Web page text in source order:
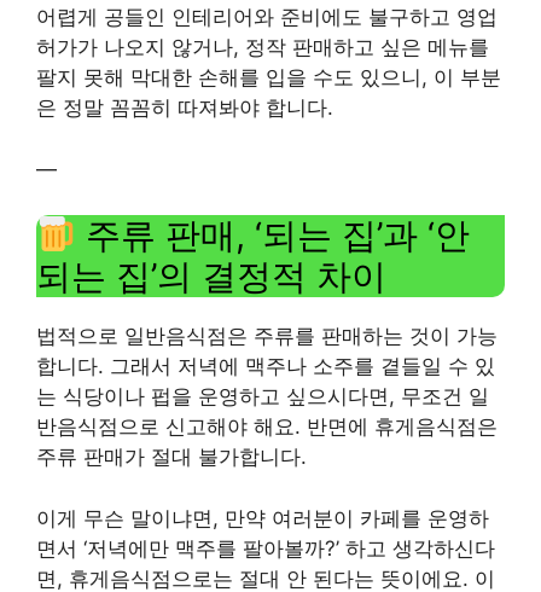
어렵게 공들인 인테리어와 준비에도 불구하고 영업
허가가 나오지 않거나, 정작 판매하고 싶은 메뉴를
팔지 못해 막대한 손해를 입을 수도 있으니, 이 부분
은 정말 꼼꼼히 따져봐야 합니다.
—
주류 판매, ‘되는 집’과 ‘안
되는 집’의 결정적 차이
법적으로 일반음식점은 주류를 판매하는 것이 가능
합니다. 그래서 저녁에 맥주나 소주를 곁들일 수 있
는 식당이나 펍을 운영하고 싶으시다면, 무조건 일
반음식점으로 신고해야 해요. 반면에 휴게음식점은
주류 판매가 절대 불가합니다.
이게 무슨 말이냐면, 만약 여러분이 카페를 운영하
면서 ‘저녁에만 맥주를 팔아볼까?’ 하고 생각하신다
면, 휴게음식점으로는 절대 안 된다는 뜻이에요. 이